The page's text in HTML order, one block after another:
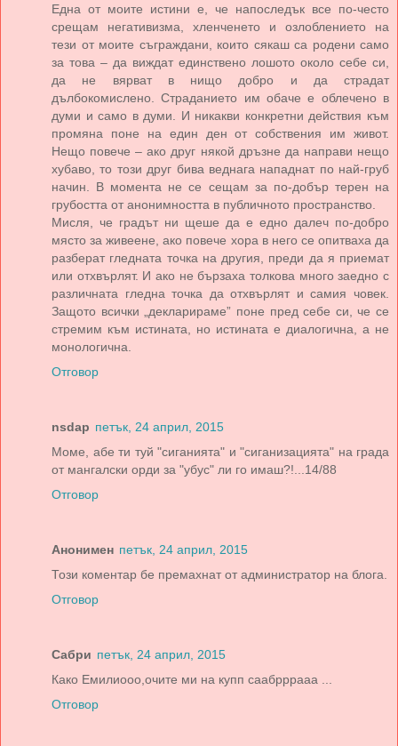
Една от моите истини е, че напоследък все по-често
срещам негативизма, хленченето и озлоблението на
тези от моите съграждани, които сякаш са родени само
за това – да виждат единствено лошото около себе си,
да не вярват в нищо добро и да страдат
дълбокомислено. Страданието им обаче е облечено в
думи и само в думи. И никакви конкретни действия към
промяна поне на един ден от собствения им живот.
Нещо повече – ако друг някой дръзне да направи нещо
хубаво, то този друг бива веднага нападнат по най-груб
начин. В момента не се сещам за по-добър терен на
грубостта от анонимността в публичното пространство.
Мисля, че градът ни щеше да е едно далеч по-добро
място за живеене, ако повече хора в него се опитваха да
разберат гледната точка на другия, преди да я приемат
или отхвърлят. И ако не бързаха толкова много заедно с
различната гледна точка да отхвърлят и самия човек.
Защото всички „декларираме” поне пред себе си, че се
стремим към истината, но истината е диалогична, а не
монологична.
Отговор
nsdap петък, 24 април, 2015
Моме, абе ти туй "сиганията" и "сиганизацията" на града
от мангалски орди за "убус" ли го имаш?!...14/88
Отговор
Анонимен петък, 24 април, 2015
Този коментар бе премахнат от администратор на блога.
Отговор
Сабри петък, 24 април, 2015
Како Емилиооо,очите ми на купп саабрррааа ...
Отговор